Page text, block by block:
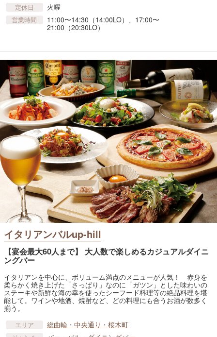
定休日 火曜
営業時間
11:00〜14:30（14:00LO）、17:00〜
21:00（20:30LO）
イタリアンバルup-hill
【宴会最大60人まで】 大人数で楽しめるカジュアルダイニ
ングバー
イタリアンを中心に、ボリューム満点のメニューが人気！ 赤身を
柔らかく焼き上げた「さっぱり」なのに「ガツン」とした味わいの
ステーキや新鮮な海の幸を使ったシーフード料理等の絶品料理を堪
能して。ワインや地酒、焼酎など、どの料理にも合うお酒が数多く
揃う。
エリア 総曲輪・中央通り・桜木町